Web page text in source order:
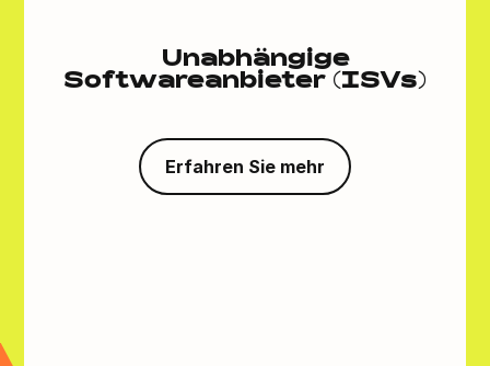
Unabhängige
Softwareanbieter (ISVs)
Erfahren Sie mehr